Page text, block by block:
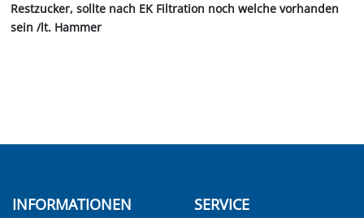
Restzucker, sollte nach EK Filtration noch welche vorhanden
sein /lt. Hammer
INFORMATIONEN SERVICE